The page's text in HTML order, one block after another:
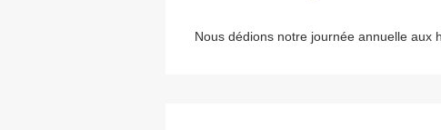
Nous dédions notre journée annuelle aux